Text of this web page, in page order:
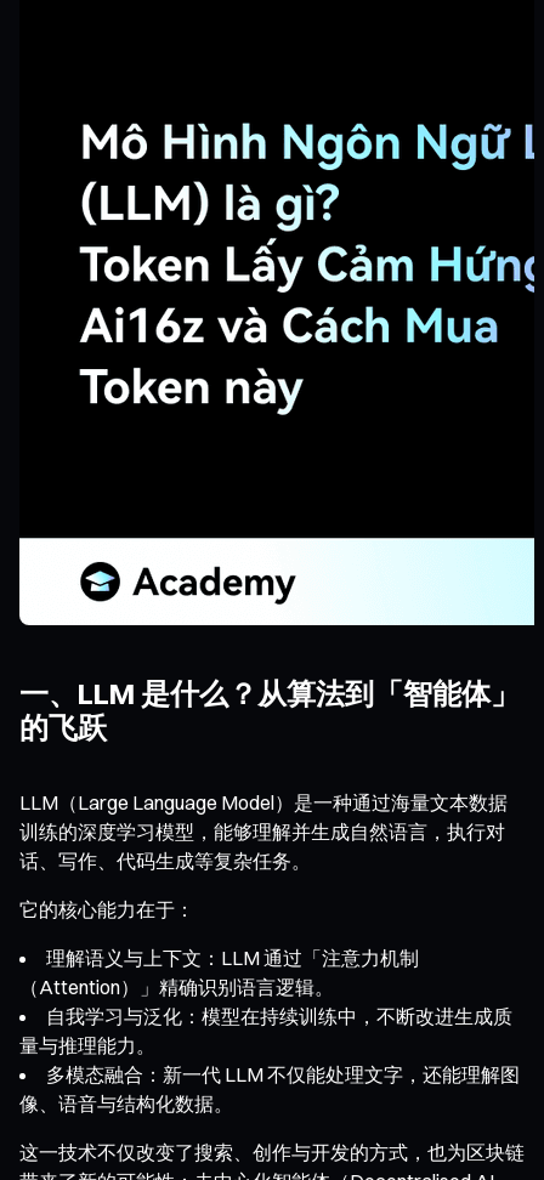
一、LLM 是什么？从算法到「智能体」
的飞跃
LLM（Large Language Model）是一种通过海量文本数据
训练的深度学习模型，能够理解并生成自然语言，执行对
话、写作、代码生成等复杂任务。
它的核心能力在于：
理解语义与上下文：LLM 通过「注意力机制
（Attention）」精确识别语言逻辑。
自我学习与泛化：模型在持续训练中，不断改进生成质
量与推理能力。
多模态融合：新一代 LLM 不仅能处理文字，还能理解图
像、语音与结构化数据。
这一技术不仅改变了搜索、创作与开发的方式，也为区块链